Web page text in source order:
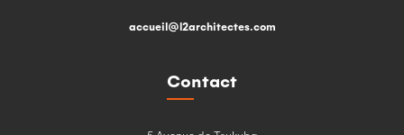
accueil@l2architectes.com
Contact